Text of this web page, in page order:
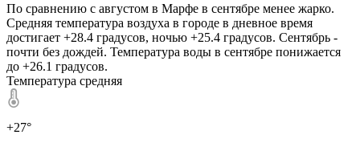
По сравнению с августом в Марфе в сентябре менее жарко.
Средняя температура воздуха в городе в дневное время
достигает +28.4 градусов, ночью +25.4 градусов. Сентябрь -
почти без дождей. Температура воды в сентябре понижается
до +26.1 градусов.
Температура средняя
+27°